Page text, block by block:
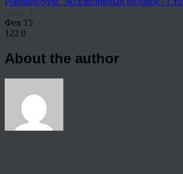
Фев 15
122 0
About the author